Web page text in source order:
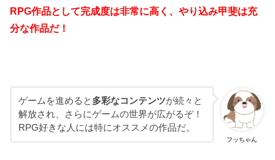
RPG作品として完成度は非常に高く、やり込み甲斐は充
分な作品だ！
フッちゃん
ゲームを進めると 多彩なコンテンツが続々と
解放され、さらにゲームの世界が広がるぞ！
RPG好きな人には特にオススメの作品だ。